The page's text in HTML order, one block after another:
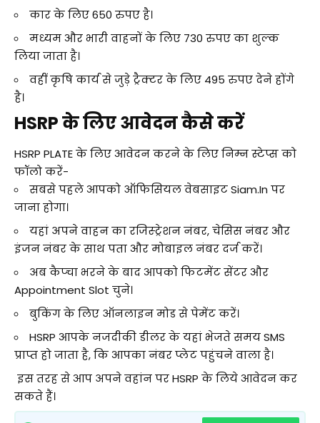
कार के लिए 650 रुपए है।
मध्यम और भारी वाहनों के लिए 730 रुपए का शुल्क
लिया जाता है।
वहीं कृषि कार्य से जुड़े ट्रैक्टर के लिए 495 रुपए देने होंगे
है।
HSRP के लिए आवेदन कैसे करें
HSRP PLATE के लिए आवेदन करने के लिए निम्न स्टेप्स को
फॉलो करें-
सबसे पहले आपको ऑफिसियल वेबसाइटSiam.in पर
जाना होगा।
यहां अपने वाहन का रजिस्ट्रेशन नंबर, चेसिस नंबर और
इंजन नंबर के साथ पता और मोबाइल नंबर दर्ज करें।
अब कैप्चा भरने के बाद आपको फिटमेंट सेंटर और
Appointment Slot चुने।
बुकिंग के लिए ऑनलाइन मोड से पेमेंट करें।
HSRP आपके नजदीकी डीलर के यहां भेजते समय SMS
प्राप्त हो जाता है, कि आपका नंबर प्लेट पहुंचने वाला है।
इस तरह से आप अपने वहांन पर HSRP के लिये आवेदन कर
सकते हैं।